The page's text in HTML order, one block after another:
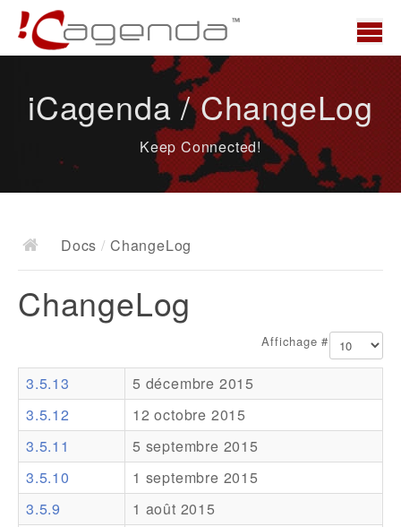
News
Docs
Documentation
Ressources
Addons
Theme Packs
Translation Packs
iCagenda / ChangeLog
Keep Connected!
Docs / ChangeLog
ChangeLog
Affichage #
3.5.13
5 décembre 2015
3.5.12
12 octobre 2015
3.5.11
5 septembre 2015
3.5.10
1 septembre 2015
3.5.9
1 août 2015